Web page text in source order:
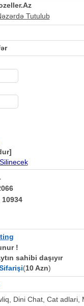
Tutulub
10934
!
sahibi daşıyır
(10 Azn)
Dini Chat, Cat